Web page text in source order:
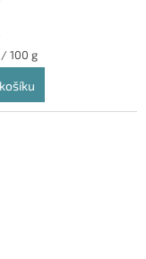
/ 100 g